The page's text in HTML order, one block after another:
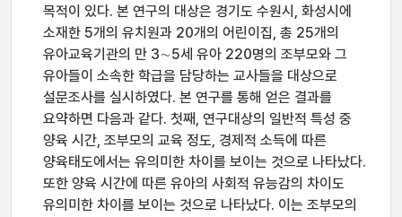
목적이 있다. 본 연구의 대상은 경기도 수원시, 화성시에
소재한 5개의 유치원과 20개의 어린이집, 총 25개의
유아교육기관의 만 3∼5세 유아 220명의 조부모와 그
유아들이 소속한 학급을 담당하는 교사들을 대상으로
설문조사를 실시하였다. 본 연구를 통해 얻은 결과를
요약하면 다음과 같다. 첫째, 연구대상의 일반적 특성 중
양육 시간, 조부모의 교육 정도, 경제적 소득에 따른
양육태도에서는 유의미한 차이를 보이는 것으로 나타났다.
또한 양육 시간에 따른 유아의 사회적 유능감의 차이도
유의미한 차이를 보이는 것으로 나타났다. 이는 조부모의